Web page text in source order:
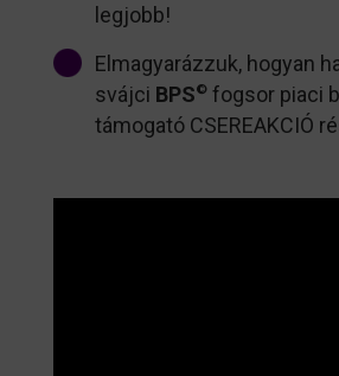
legjobb!
Elmagyarázzuk, hogyan
svájci BPS©fogsor piaci
támogató CSEREAKCIÓ